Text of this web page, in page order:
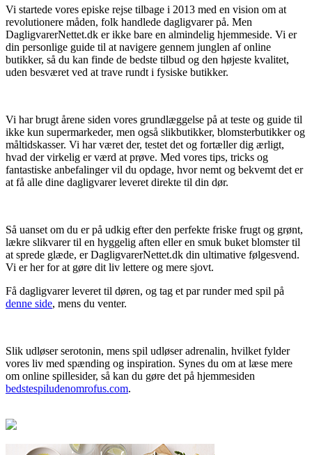
Vi startede vores episke rejse tilbage i 2013 med en vision om at
revolutionere måden, folk handlede dagligvarer på. Men
DagligvarerNettet.dk er ikke bare en almindelig hjemmeside. Vi er
din personlige guide til at navigere gennem junglen af online
butikker, så du kan finde de bedste tilbud og den højeste kvalitet,
uden besværet ved at trave rundt i fysiske butikker.
Vi har brugt årene siden vores grundlæggelse på at teste og guide til
ikke kun supermarkeder, men også slikbutikker, blomsterbutikker og
måltidskasser. Vi har været der, testet det og fortæller dig ærligt,
hvad der virkelig er værd at prøve. Med vores tips, tricks og
fantastiske anbefalinger vil du opdage, hvor nemt og bekvemt det er
at få alle dine dagligvarer leveret direkte til din dør.
Så uanset om du er på udkig efter den perfekte friske frugt og grønt,
lækre slikvarer til en hyggelig aften eller en smuk buket blomster til
at sprede glæde, er DagligvarerNettet.dk din ultimative følgesvend.
Vi er her for at gøre dit liv lettere og mere sjovt.
Få dagligvarer leveret til døren, og tag et par runder med spil på
denne side, mens du venter.
Slik udløser serotonin, mens spil udløser adrenalin, hvilket fylder
vores liv med spænding og inspiration. Synes du om at læse mere
om online spillesider, så kan du gøre det på hjemmesiden
bedstespiludenomrofus.com.